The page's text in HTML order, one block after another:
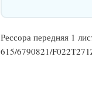
Рессора передняя 1
615/6790821/